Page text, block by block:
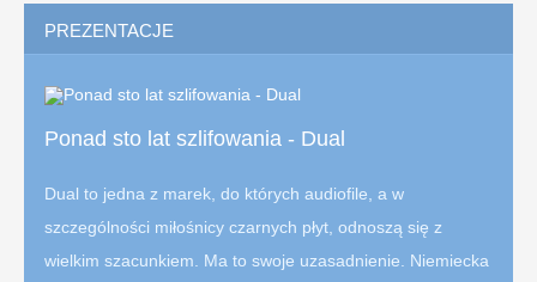
PREZENTACJE
Ponad sto lat szlifowania - Dual
Dual to jedna z marek, do których audiofile, a w
szczególności miłośnicy czarnych płyt, odnoszą się z
wielkim szacunkiem. Ma to swoje uzasadnienie. Niemiecka